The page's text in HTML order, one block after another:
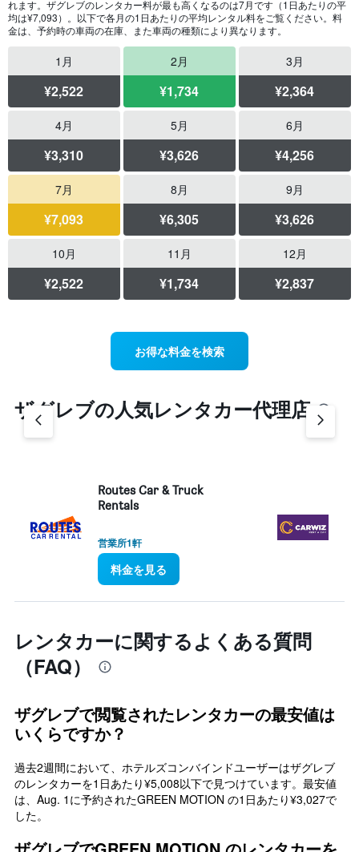
れます。ザグレブのレンタカー料が最も高くなるのは7月です（1日あたりの平
均は¥7,093）。以下で各月の1日あたりの平均レンタル料をご覧ください。料
金は、予約時の車両の在庫、また車両の種類により異なります。
1月
¥2,522
2月
¥1,734
3月
¥2,364
4月
¥3,310
5月
¥3,626
6月
¥4,256
7月
¥7,093
8月
¥6,305
9月
¥3,626
10月
¥2,522
11月
¥1,734
12月
¥2,837
お得な料金を検索
ザグレブ​の人気レンタカー代理店
Routes Car & Truck
Rentals
営業所1軒
料金を見る
レンタカーに関するよくある質問
（FAQ）
ザグレブで閲覧されたレンタカーの最安値は
いくらですか？
過去2週間において、ホテルズコンバインドユーザーはザグレブ
のレンタカーを1日あたり¥5,008以下で見つけています。最安値
は、Aug. 1に予約されたGREEN MOTION の1日あたり¥3,027で
した。